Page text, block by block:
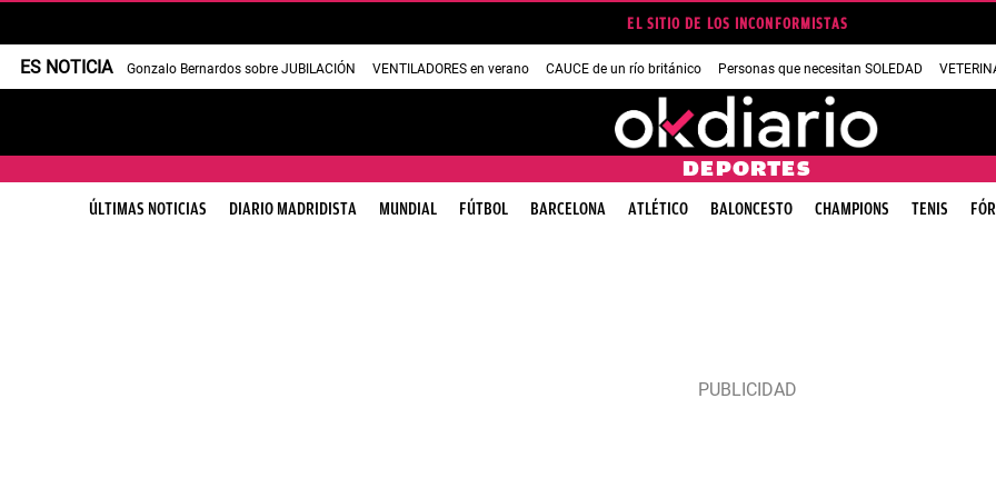
EL SITIO DE LOS INCONFORMISTAS
ES NOTICIA Gonzalo Bernardos sobre JUBILACIÓN VENTILADORES en verano CAUCE de un río británico Personas que necesitan SOLEDAD
DEPORTES
ÚLTIMAS NOTICIAS DIARIO MADRIDISTA MUNDIAL FÚTBOL BARCELONA ATLÉTICO BALONCESTO CHAMPIONS TENIS